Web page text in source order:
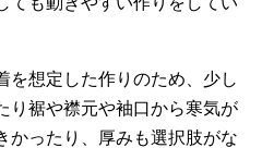
を想定した作りのため、少し
り裾や襟元や袖口から寒気が
かったり、厚みも選択肢がな